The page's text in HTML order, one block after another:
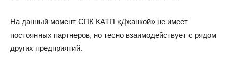
На данный момент СПК КАТП «Джанкой» не имеет
постоянных партнеров, но тесно взаимодействует с рядом
других предприятий.